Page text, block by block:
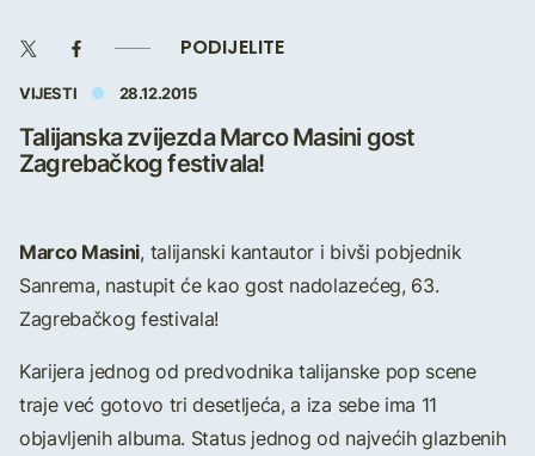
PODIJELITE
VIJESTI 28.12.2015
Talijanska zvijezda Marco Masini gost
Zagrebačkog festivala!
Marco Masini, talijanski kantautor i bivši pobjednik
Sanrema, nastupit će kao gost nadolazećeg, 63.
Zagrebačkog festivala!
Karijera jednog od predvodnika talijanske pop scene
traje već gotovo tri desetljeća, a iza sebe ima 11
objavljenih albuma. Status jednog od najvećih glazbenih